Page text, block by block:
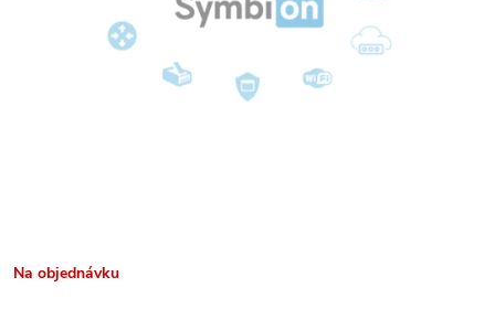
Na objednávku